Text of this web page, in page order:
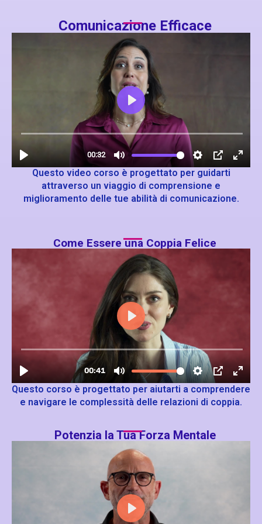
Comunicazione Efficace
Questo video corso è progettato per guidarti
attraverso un viaggio di comprensione e
miglioramento delle tue abilità di comunicazione.
Come Essere una Coppia Felice
Questo corso è progettato per aiutarti a comprendere
e navigare le complessità delle relazioni di coppia.
Potenzia la Tua Forza Mentale